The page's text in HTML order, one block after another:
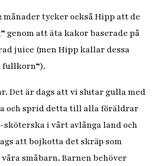
månader tycker också Hipp att de
” genom att äta kakor baserade på
juice (men Hipp kallar dessa
fullkorn”).
Det är dags att vi slutar gulla med
och sprid detta till alla föräldrar
i vårt avlånga land och
att bojkotta det skräp som
småbarn. Barnen behöver